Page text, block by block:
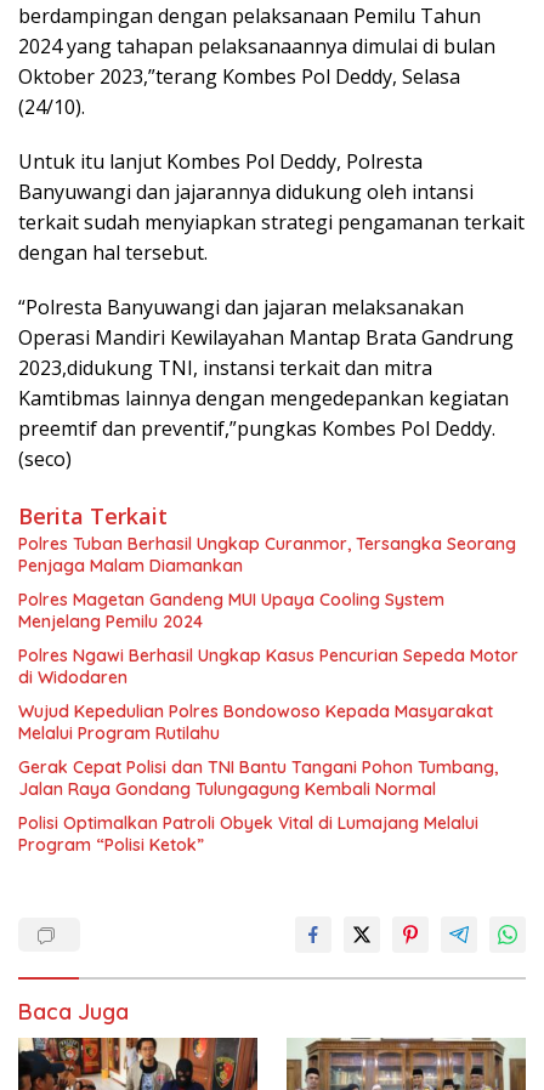
berdampingan dengan pelaksanaan Pemilu Tahun
2024 yang tahapan pelaksanaannya dimulai di bulan
Oktober 2023,”terang Kombes Pol Deddy, Selasa
(24/10).
Untuk itu lanjut Kombes Pol Deddy, Polresta
Banyuwangi dan jajarannya didukung oleh intansi
terkait sudah menyiapkan strategi pengamanan terkait
dengan hal tersebut.
“Polresta Banyuwangi dan jajaran melaksanakan
Operasi Mandiri Kewilayahan Mantap Brata Gandrung
2023,didukung TNI, instansi terkait dan mitra
Kamtibmas lainnya dengan mengedepankan kegiatan
preemtif dan preventif,”pungkas Kombes Pol Deddy.
(seco)
Berita Terkait
Polres Tuban Berhasil Ungkap Curanmor, Tersangka Seorang
Penjaga Malam Diamankan
Polres Magetan Gandeng MUI Upaya Cooling System
Menjelang Pemilu 2024
Polres Ngawi Berhasil Ungkap Kasus Pencurian Sepeda Motor
di Widodaren
Wujud Kepedulian Polres Bondowoso Kepada Masyarakat
Melalui Program Rutilahu
Gerak Cepat Polisi dan TNI Bantu Tangani Pohon Tumbang,
Jalan Raya Gondang Tulungagung Kembali Normal
Polisi Optimalkan Patroli Obyek Vital di Lumajang Melalui
Program “Polisi Ketok”
Baca Juga